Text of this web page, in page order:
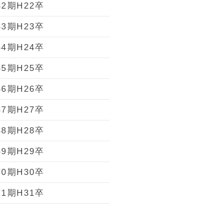
期H22卒
期H23卒
期H24卒
期H25卒
期H26卒
期H27卒
期H28卒
期H29卒
期H30卒
期H31卒